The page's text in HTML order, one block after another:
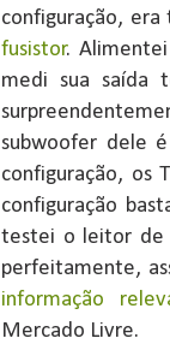
configuração,
fusistor.
medi sua saída
subwoofer dele
configuração, os
configuração
testei o leitor de
perfeitamente,
informação
Mercado Livre.